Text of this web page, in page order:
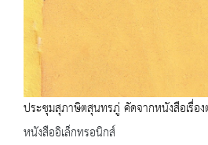
ประชุมสุภาษิตสุนทรภู่ คัดจากหนังสือเรื่อ
หนังสืออิเล็กทรอนิกส์